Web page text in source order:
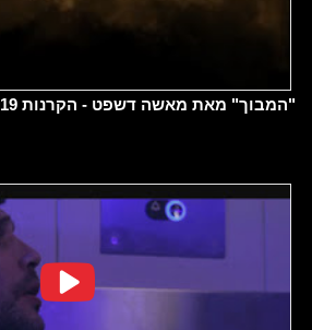
"המבוך" מאת מאשה דשפט - הקרנות 2019